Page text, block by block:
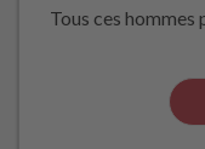
Tous ces